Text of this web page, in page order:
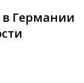
Германии